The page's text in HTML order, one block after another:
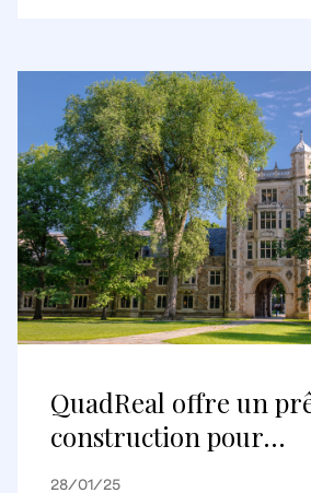
dominant du
électronique
QuadReal offre un
construction pour
l’aménagement de
28/01/25